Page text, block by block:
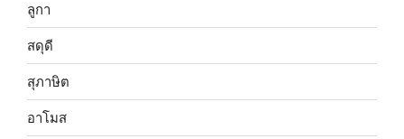
ลูกา
สดุดี
สุภาษิต
อาโมส